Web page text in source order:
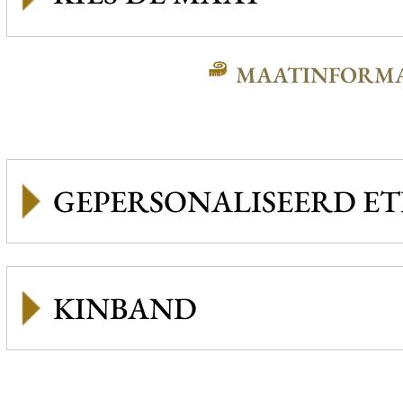
GEPERSONALISEERD
KINBAND